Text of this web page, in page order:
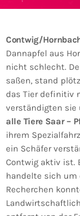
Contwig/
Dannapfel aus
nicht schlecht.
saßen, stand
das Tier definitiv
verständigten sie
alle Tiere Saar –
ihrem
ein Schäfer
Contwig aktiv ist.
handelte sich um
Recherchen